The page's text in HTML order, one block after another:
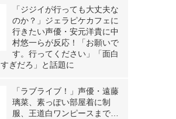
「ジジイが行っても大丈夫な
のか？」ジェラピケカフェに
行きたい声優・安元洋貴に中
村悠一らが反応！「お願いで
す。行ってください」「面白
すぎだろ」と話題に
「ラブライブ！」声優・遠藤
璃菜、素っぽい部屋着に制
服、王道白ワンピースまで…